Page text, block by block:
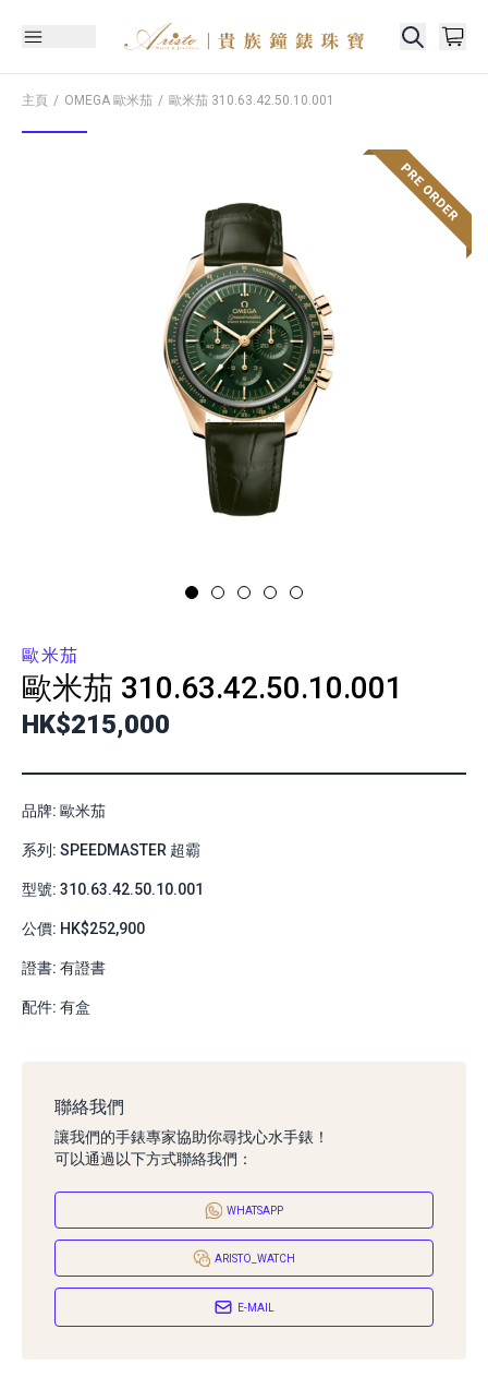
主頁 OMEGA 歐米茄 歐米茄 310.63.42.50.10.001
歐米茄
歐米茄 310.63.42.50.10.001
HK$215,000
品牌: 歐米茄
系列: SPEEDMASTER 超霸
型號: 310.63.42.50.10.001
公價: HK$252,900
證書: 有證書
配件: 有盒
聯絡我們
讓我們的手錶專家協助你尋找心水手錶！
可以通過以下方式聯絡我們：
WHATSAPP
ARISTO_WATCH
E-MAIL